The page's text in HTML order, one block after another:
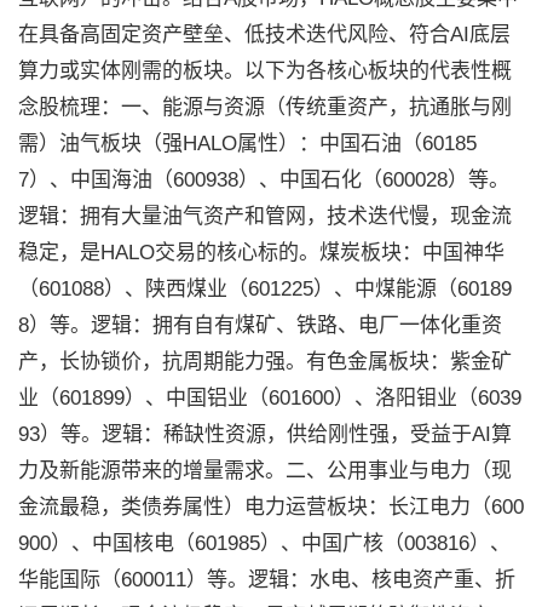
在具备高固定资产壁垒、低技术迭代风险、符合AI底层
算力或实体刚需的板块。以下为各核心板块的代表性概
念股梳理：一、能源与资源（传统重资产，抗通胀与刚
需）油气板块（强HALO属性）：中国石油（60185
7）、中国海油（600938）、中国石化（600028）等。
逻辑：拥有大量油气资产和管网，技术迭代慢，现金流
稳定，是HALO交易的核心标的。煤炭板块：中国神华
（601088）、陕西煤业（601225）、中煤能源（60189
8）等。逻辑：拥有自有煤矿、铁路、电厂一体化重资
产，长协锁价，抗周期能力强。有色金属板块：紫金矿
业（601899）、中国铝业（601600）、洛阳钼业（6039
93）等。逻辑：稀缺性资源，供给刚性强，受益于AI算
力及新能源带来的增量需求。二、公用事业与电力（现
金流最稳，类债券属性）电力运营板块：长江电力（600
900）、中国核电（601985）、中国广核（003816）、
华能国际（600011）等。逻辑：水电、核电资产重、折